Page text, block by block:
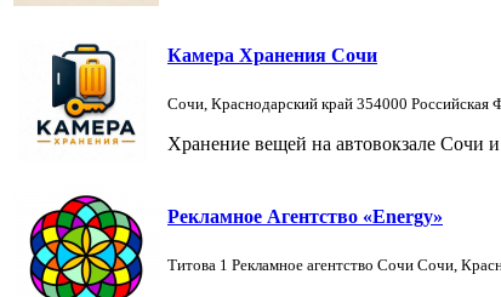
Камера Хранения Сочи
Сочи, Краснодарский край 354000 Российская
Хранение вещей на автовокзале Сочи
Рекламное Агентство «Energy»
Титова 1 Рекламное агентство Сочи Сочи,